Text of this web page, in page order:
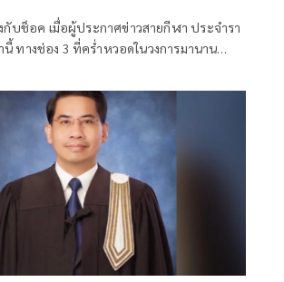
กับช็อค เมื่อผู้ประกาศข่าวสายกีฬา ประจำรา
ร่ำหวอดในวงการมานาน
ยลมีเดียของตัวเองว่า ไม่ได้อ่านข่าวที่รายการ
ล้ว เพราะหมดสัญญา